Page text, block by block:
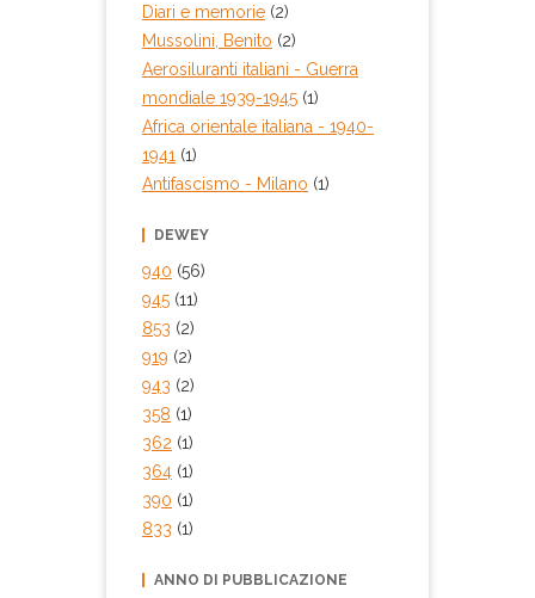
Diari e memorie (2)
Mussolini, Benito (2)
Aerosiluranti italiani - Guerra
mondiale 1939-1945 (1)
Africa orientale italiana - 1940-
1941 (1)
Antifascismo - Milano (1)
DEWEY
940 (56)
945 (11)
853 (2)
919 (2)
943 (2)
358 (1)
362 (1)
364 (1)
390 (1)
833 (1)
ANNO DI PUBBLICAZIONE